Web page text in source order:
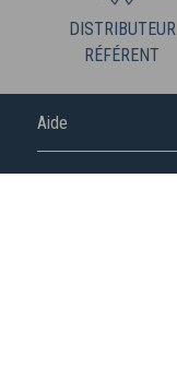
DISTRIBUTEUR
RÉFÉRENT
Aide